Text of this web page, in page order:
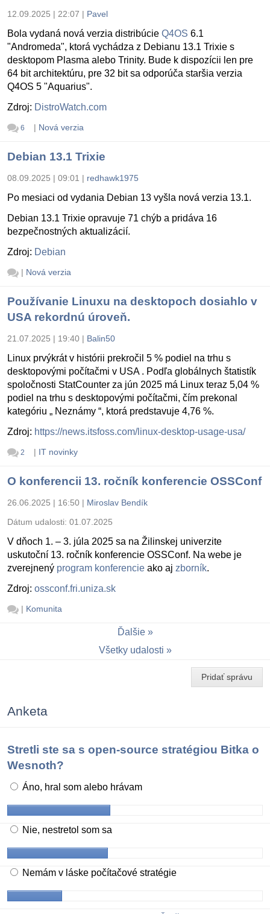
12.09.2025 | 22:07 | Pavel
Bola vydaná nová verzia distribúcie Q4OS 6.1
"Andromeda", ktorá vychádza z Debianu 13.1 Trixie s
desktopom Plasma alebo Trinity. Bude k dispozícii len pre
64 bit architektúru, pre 32 bit sa odporúča staršia verzia
Q4OS 5 "Aquarius".
Zdroj: DistroWatch.com
6 | Nová verzia
Debian 13.1 Trixie
08.09.2025 | 09:01 | redhawk1975
Po mesiaci od vydania Debian 13 vyšla nová verzia 13.1.
Debian 13.1 Trixie opravuje 71 chýb a pridáva 16
bezpečnostných aktualizácií.
Zdroj: Debian
| Nová verzia
Používanie Linuxu na desktopoch dosiahlo v
USA rekordnú úroveň.
21.07.2025 | 19:40 | Balin50
Linux prvýkrát v histórii prekročil 5 % podiel na trhu s
desktopovými počítačmi v USA . Podľa globálnych štatistík
spoločnosti StatCounter za jún 2025 má Linux teraz 5,04 %
podiel na trhu s desktopovými počítačmi, čím prekonal
kategóriu „ Neznámy “, ktorá predstavuje 4,76 %.
Zdroj: https://news.itsfoss.com/linux-desktop-usage-usa/
2 | IT novinky
O konferencii 13. ročník konferencie OSSConf
26.06.2025 | 16:50 | Miroslav Bendík
Dátum udalosti: 01.07.2025
V dňoch 1. – 3. júla 2025 sa na Žilinskej univerzite
uskutoční 13. ročník konferencie OSSConf. Na webe je
zverejnený program konferencie ako aj zborník.
Zdroj: ossconf.fri.uniza.sk
| Komunita
Ďalšie
Všetky udalosti
Pridať správu
Anketa
Stretli ste sa s open-source stratégiou Bitka o
Wesnoth?
Áno, hral som alebo hrávam
Nie, nestretol som sa
Nemám v láske počítačové stratégie